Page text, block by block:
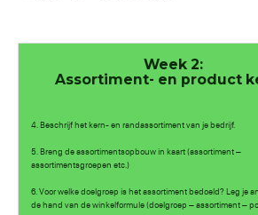
Week 2:
Assortiment- en product
4. Beschrijf het kern- en randassortiment van je bedrijf.
5. Breng de assortimentsopbouw in kaart (assortiment –
assortimentsgroepen etc.)
6. Voor welke doelgroep is het assortiment bedoeld? Leg je
de hand van de winkelformule (doelgroep – assortiment –